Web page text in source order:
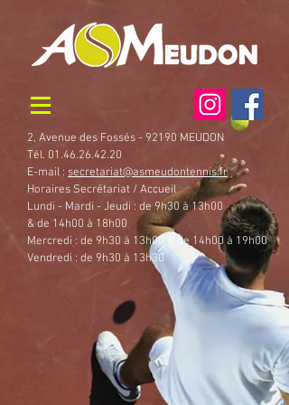
2, Avenue des Fossés - 92190 MEUDON
Tél. 01.46.26.42.20
E-mail : secretariat@asmeudontennis.fr
Horaires Secrétariat / Accueil
Lundi - Mardi - Jeudi : de 9h30 à 13h00
& de 14h00 à 18h00
Mercredi : de 9h30 à 13h00 & de 14h00 à 19h00
Vendredi : de 9h30 à 13h30